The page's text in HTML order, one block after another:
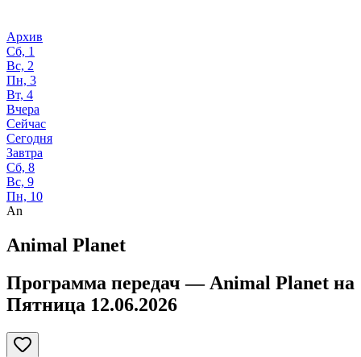
Архив
Сб, 1
Вс, 2
Пн, 3
Вт, 4
Вчера
Сейчас
Сегодня
Завтра
Сб, 8
Вс, 9
Пн, 10
An
Animal Planet
Программа передач — Animal Planet на
Пятница 12.06.2026